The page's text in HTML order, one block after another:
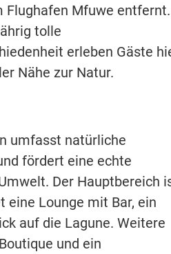
Flughafen Mfuwe entfernt.
tolle
erleben Gäste
Nähe zur Natur.
umfasst natürliche
fördert eine echte
Der Hauptbereich
eine Lounge mit Bar, ein
auf die Lagune. Weitere
und ein